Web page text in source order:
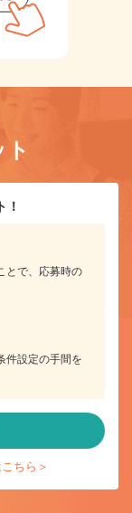
！
とで、応募時の
件設定の手間を
ちら＞